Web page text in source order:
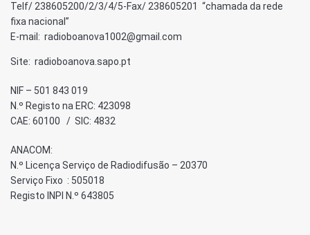
Telf/ 238605200/2/3/4/5-Fax/ 238605201 “chamada da rede
fixa nacional”
E-mail: radioboanova1002@gmail.com
Site: radioboanova.sapo.pt
NIF – 501 843 019
N.º Registo na ERC: 423098
CAE: 60100 / SIC: 4832
ANACOM:
N.º Licença Serviço de Radiodifusão – 20370
Serviço Fixo : 505018
Registo INPI N.º 643805